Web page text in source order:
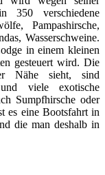
350 verschiedene
Pampashirsche,
Wasserschweine.
in einem kleinen
gesteuert wird. Die
Nähe sieht, sind
und viele exotische
Sumpfhirsche oder
es eine Bootsfahrt in
die man deshalb in